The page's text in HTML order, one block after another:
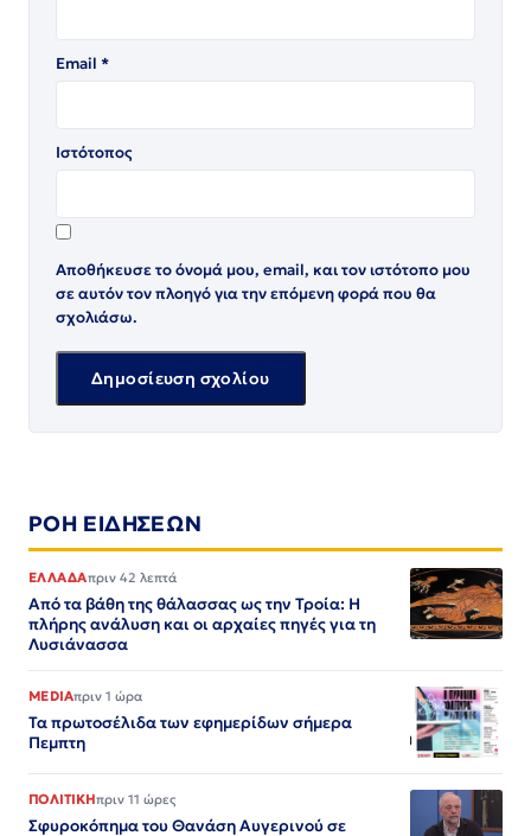
Email *
Ιστότοπος
Αποθήκευσε το όνομά μου, email, και τον ιστότοπο μου
σε αυτόν τον πλοηγό για την επόμενη φορά που θα
σχολιάσω.
ΡΟΗ ΕΙΔΗΣΕΩΝ
ΕΛΛΑΔΑπριν 42 λεπτά
Από τα βάθη της θάλασσας ως την Τροία: Η
πλήρης ανάλυση και οι αρχαίες πηγές για τη
Λυσιάνασσα
MEDIAπριν 1 ώρα
Τα πρωτοσέλιδα των εφημερίδων σήμερα
Πεμπτη
ΠΟΛΙΤΙΚΗπριν 11 ώρες
Σφυροκόπημα του Θανάση Αυγερινού σε